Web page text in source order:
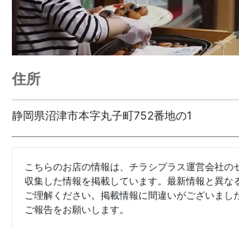
住所
静岡県沼津市本字丸子町752番地の1
こちらのお店の情報は、チラシプラス運営会社の
収集した情報を掲載しています。最新情報と異な
ご理解ください。掲載情報に間違いがございまし
ご報告をお願いします。